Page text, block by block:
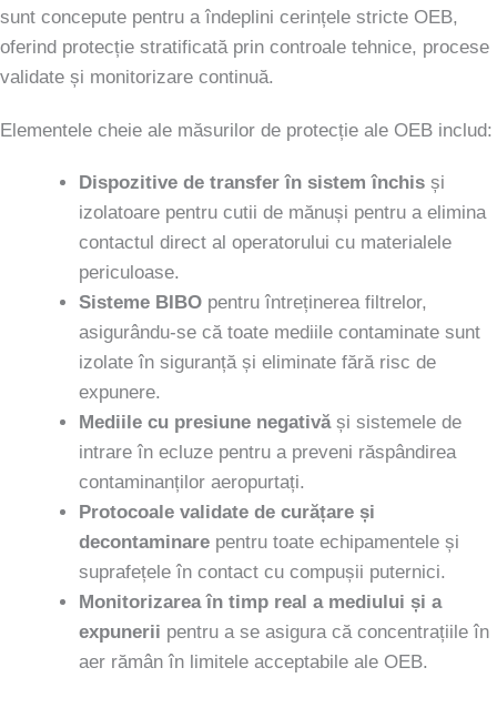
sunt concepute pentru a îndeplini cerințele stricte OEB,
oferind protecție stratificată prin controale tehnice, procese
validate și monitorizare continuă.
Elementele cheie ale măsurilor de protecție ale OEB includ:
Dispozitive de transfer în sistem închis și
izolatoare pentru cutii de mănuși pentru a elimina
contactul direct al operatorului cu materialele
periculoase.
Sisteme BIBO pentru întreținerea filtrelor,
asigurându-se că toate mediile contaminate sunt
izolate în siguranță și eliminate fără risc de
expunere.
Mediile cu presiune negativăși sistemele de
intrare în ecluze pentru a preveni răspândirea
contaminanților aeropurtați.
Protocoale validate de curățare și
decontaminare pentru toate echipamentele și
suprafețele în contact cu compușii puternici.
Monitorizarea în timp real a mediului și a
expunerii pentru a se asigura că concentrațiile în
aer rămân în limitele acceptabile ale OEB.